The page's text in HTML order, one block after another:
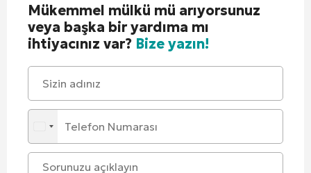
Mükemmel mülkü mü arıyorsunuz
veya başka bir yardıma mı
ihtiyacınız var? Bize yazın!